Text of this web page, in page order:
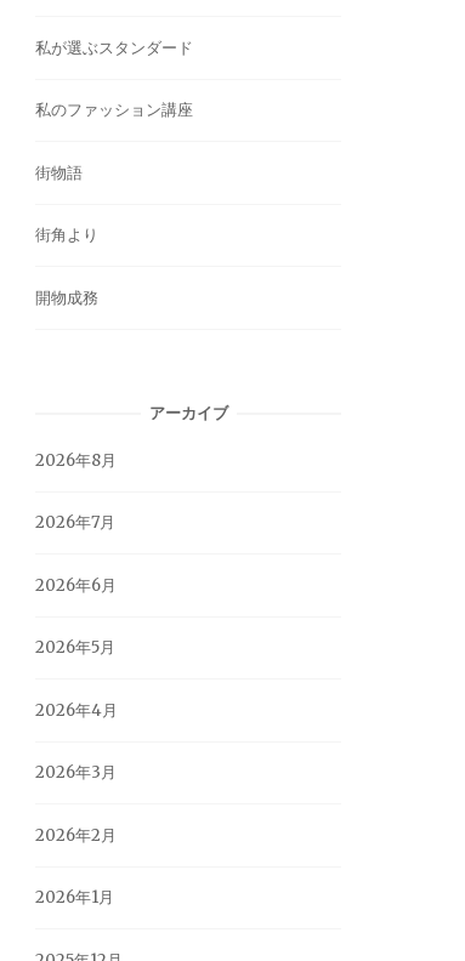
私が選ぶスタンダード
私のファッション講座
街物語
街角より
開物成務
アーカイブ
2026年8月
2026年7月
2026年6月
2026年5月
2026年4月
2026年3月
2026年2月
2026年1月